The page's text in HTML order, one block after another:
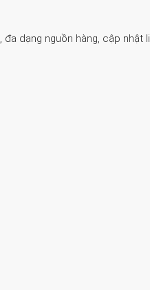
dạng nguồn hàng, cập nhật